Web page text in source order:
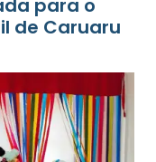
para o
de Caruaru